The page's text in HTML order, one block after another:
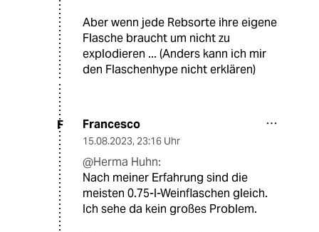
Aber wenn jede Rebsorte ihre eigene
Flasche braucht um nicht zu
explodieren ... (Anders kann ich mir
den Flaschenhype nicht erklären)
F Francesco
15.08.2023, 23:16 Uhr
@Herma Huhn:
Nach meiner Erfahrung sind die
meisten 0.75-l-Weinflaschen gleich.
Ich sehe da kein großes Problem.